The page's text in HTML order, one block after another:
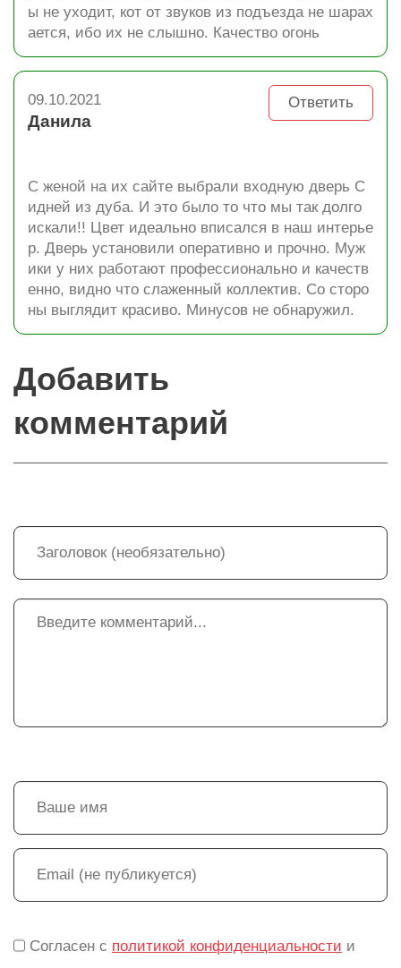
ы не уходит, кот от звуков из подъезда не шарах
ается, ибо их не слышно. Качество огонь
Ответить
09.10.2021
Данила
С женой на их сайте выбрали входную дверь С
идней из дуба. И это было то что мы так долго
искали!! Цвет идеально вписался в наш интерье
р. Дверь установили оперативно и прочно. Муж
ики у них работают профессионально и качеств
енно, видно что слаженный коллектив. Со сторо
ны выглядит красиво. Минусов не обнаружил.
Добавить
комментарий
Согласен с политикой конфиденциальности и